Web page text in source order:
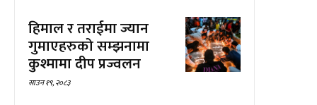
हिमाल र तराईमा ज्यान
गुमाएहरुको सम्झनामा
कुश्मामा दीप प्रज्वलन
साउन १९, २०८३